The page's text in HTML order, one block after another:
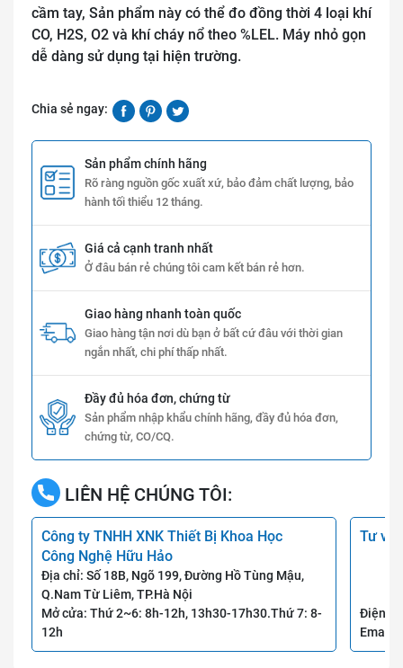
cầm tay, Sản phẩm này có thể đo đồng thời 4 loại khí
CO, H2S, O2 và khí cháy nổ theo %LEL. Máy nhỏ gọn
dễ dàng sử dụng tại hiện trường.
Chia sẻ ngay:
Sản phẩm chính hãng
Rõ ràng nguồn gốc xuất xứ, bảo đảm chất lượng, bảo
hành tối thiểu 12 tháng.
Giá cả cạnh tranh nhất
Ở đâu bán rẻ chúng tôi cam kết bán rẻ hơn.
Giao hàng nhanh toàn quốc
Giao hàng tận nơi dù bạn ở bất cứ đâu với thời gian
ngắn nhất, chi phí thấp nhất.
Đầy đủ hóa đơn, chứng từ
Sản phẩm nhập khẩu chính hãng, đầy đủ hóa đơn,
chứng từ, CO/CQ.
LIÊN HỆ CHÚNG TÔI:
Công ty TNHH XNK Thiết Bị Khoa Học
Công Nghệ Hữu Hảo
Địa chỉ: Số 18B, Ngõ 199, Đường Hồ Tùng Mậu,
Q.Nam Từ Liêm, TP.Hà Nội
Mở cửa: Thứ 2~6: 8h-12h, 13h30-17h30.Thứ 7: 8-
12h
Tư
Điện
Email: